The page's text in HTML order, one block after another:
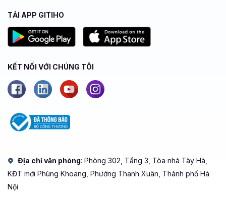
TẢI APP GITIHO
KẾT NỐI VỚI CHÚNG TÔI
Địa chỉ văn phòng: Phòng 302, Tầng 3, Tòa nhà Tây Hà,
KĐT mới Phùng Khoang, Phường Thanh Xuân, Thành phố Hà
Nội